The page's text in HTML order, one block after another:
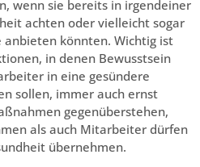
wenn sie bereits in irgendeiner
achten oder vielleicht sogar
anbieten könnten. Wichtig ist
in denen Bewusstsein
in eine gesündere
sollen, immer auch ernst
gegenüberstehen,
als auch Mitarbeiter dürfen
übernehmen.